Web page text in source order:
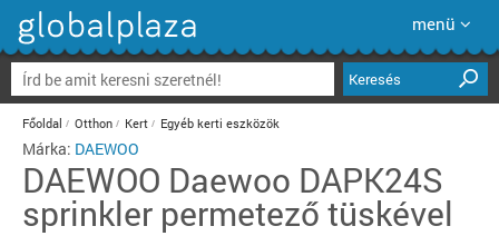
menü
Keresés
Főoldal Otthon Kert Egyéb kerti eszközök
Márka: DAEWOO
DAEWOO Daewoo DAPK24S
sprinkler permetező tüskével